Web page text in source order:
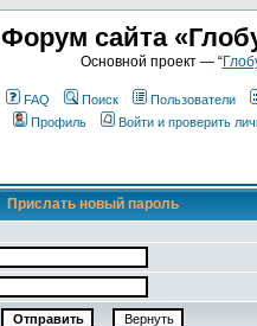
Форум сайта
Основной проект — “
FAQ Поиск Пользователи
Профиль
Войти и проверить
Прислать новый пароль